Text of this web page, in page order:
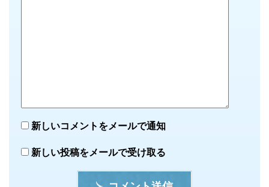
新しいコメントをメールで通知
新しい投稿をメールで受け取る